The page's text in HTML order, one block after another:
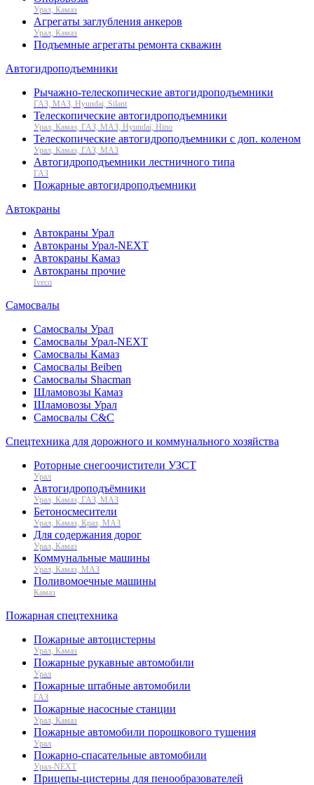
Урал, Камаз
Агрегаты заглубления анкеров
Урал, Камаз
Подъемные агрегаты ремонта скважин
Автогидроподъемники
Рычажно-телескопические автогидроподъемники
ГАЗ, МАЗ, Hyundai, Silant
Телескопические автогидроподъемники
Урал, Камаз, ГАЗ, МАЗ, Hyundai, Hino
Телескопические автогидроподъемники с доп. коленом
Урал, Камаз, ГАЗ, МАЗ
Автогидроподъемники лестничного типа
ГАЗ
Пожарные автогидроподъемники
Автокраны
Автокраны Урал
Автокраны Урал-NEXT
Автокраны Камаз
Автокраны прочие
Iveco
Самосвалы
Самосвалы Урал
Самосвалы Урал-NEXT
Самосвалы Камаз
Самосвалы Beiben
Самосвалы Shacman
Шламовозы Камаз
Шламовозы Урал
Самосвалы C&C
Спецтехника для дорожного и коммунального хозяйства
Роторные снегоочистители УЗСТ
Урал
Автогидроподъёмники
Урал, Камаз, ГАЗ, МАЗ
Бетоносмесители
Урал, Камаз, Краз, МАЗ
Для содержания дорог
Урал, Камаз
Коммунальные машины
Урал, Камаз, МАЗ
Поливомоечные машины
Камаз
Пожарная спецтехника
Пожарные автоцистерны
Урал, Камаз
Пожарные рукавные автомобили
Урал
Пожарные штабные автомобили
ГАЗ
Пожарные насосные станции
Урал, Камаз
Пожарные автомобили порошкового тушения
Урал
Пожарно-спасательные автомобили
Урал-NEXT
Прицепы-цистерны для пенообразователей